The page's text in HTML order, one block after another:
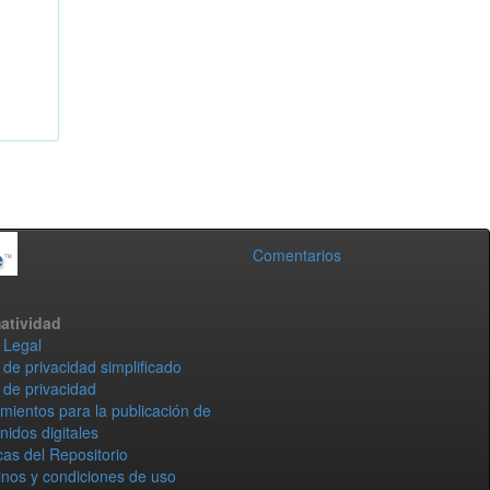
Comentarios
privacidad simplificado
privacidad
para la publicación de
digitales
del Repositorio
y condiciones de uso